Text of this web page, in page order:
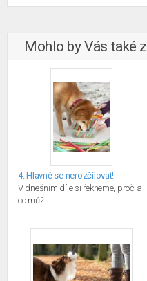
Mohlo by Vás také
4. Hlavně se nerozčilovat!
V dnešním díle si řekneme, proč a
co můž...